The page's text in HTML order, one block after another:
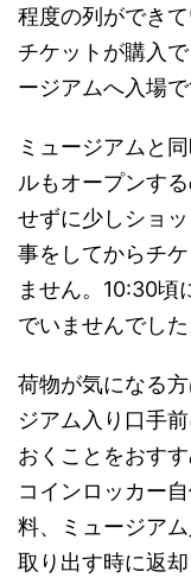
程度の列ができて
チケットが購入
ージアムへ入場で
ミュージアムと
ルもオープンす
せずに少しショ
事をしてからチ
ません。10:30頃
でいませんでした
荷物が気になる
ジアム入り口手
おくことをおすす
コインロッカー
料、ミュージア
取り出す時に返